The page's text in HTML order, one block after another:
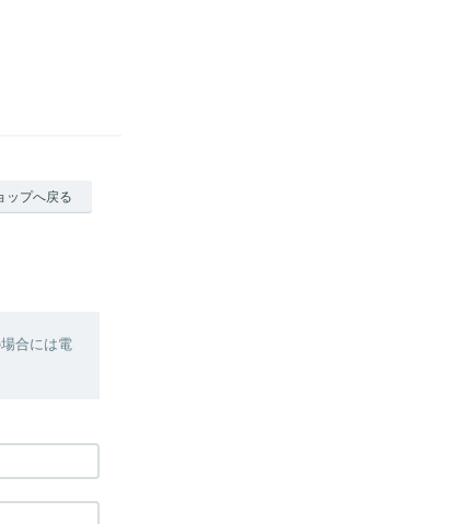
ップへ戻る
合には電